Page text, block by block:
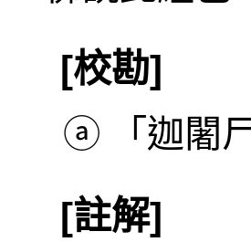
[校勘]
ⓐ 「迦闍
[註解]